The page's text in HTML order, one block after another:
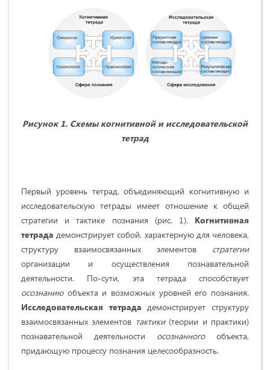
Рисунок 1. Схемы когнитивной и исследовательской
тетрад
Первый уровень тетрад, объединяющий когнитивную и
исследовательскую тетрады имеет отношение к общей
стратегии и тактике познания (рис. 1). Когнитивная
тетрада демонстрирует собой, характерную для человека,
структуру взаимосвязанных элементов стратегии
организации и осуществления познавательной
деятельности. По-сути, эта тетрада способствует
осознаниюобъекта и возможных уровней его познания.
Исследовательская тетрада демонстрирует структуру
взаимосвязанных элементов тактики(теории и практики)
познавательной деятельности осознанногообъекта,
придающую процессу познания целесообразность.